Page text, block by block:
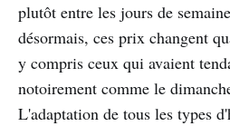
plutôt entre les jours de
désormais, ces prix changent
y compris ceux qui avaient
notoirement comme le
L'adaptation de tous les types